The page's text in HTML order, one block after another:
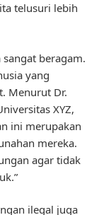
telusuri lebih
beragam.
yang
Menurut Dr.
XYZ,
ini merupakan
mereka.
agar tidak
ilegal juga